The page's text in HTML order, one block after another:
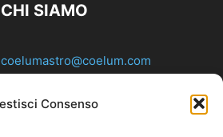
Consenso
CHI SIAMO
coelumastro@coelum.com
SEGUICI